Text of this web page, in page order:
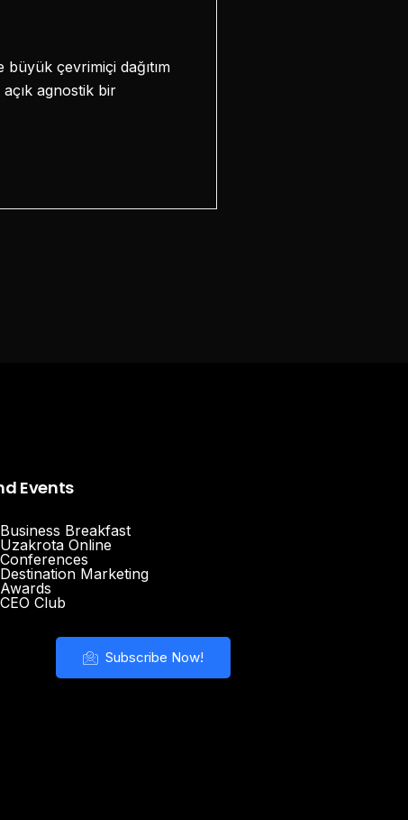
çevrimiçi dağıtım
agnostik bir
Events
Business Breakfast
Uzakrota Online
Conferences
Destination Marketing
Awards
CEO Club
Subscribe Now!